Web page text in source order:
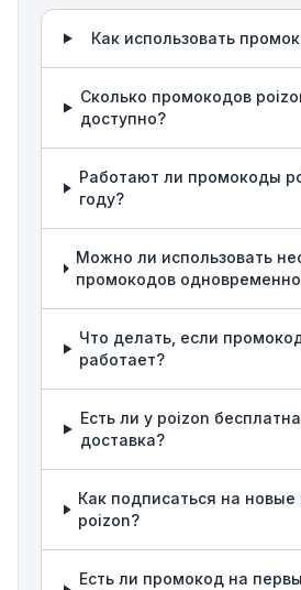
Как использовать
Сколько промокодов
доступно?
Работают ли промокоды
году?
Можно ли использовать
промокодов
Что делать, если
работает?
Есть ли у poizon
доставка?
Как подписаться на
poizon?
Есть ли промокод на